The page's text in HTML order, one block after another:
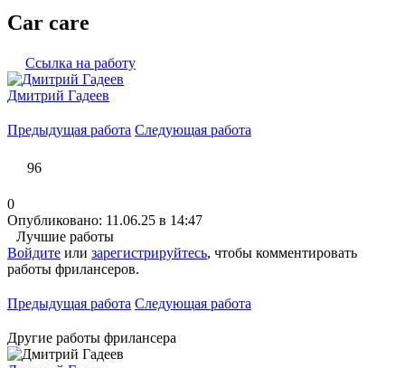
Car care
Ссылка на работу
Дмитрий Гадеев
Предыдущая работа Следующая работа
96
0
Опубликовано: 11.06.25 в 14:47
Лучшие работы
Войдите или зарегистрируйтесь, чтобы комментировать
работы фрилансеров.
Предыдущая работа Следующая работа
Другие работы фрилансера